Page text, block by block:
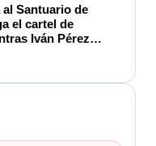
al Santuario de
el cartel de
Iván Pérez
racha de